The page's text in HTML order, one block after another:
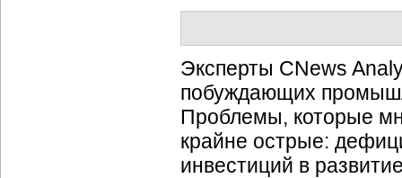
Эксперты CNews
побуждающих
Проблемы, которые
крайне острые:
инвестиций в